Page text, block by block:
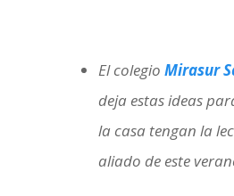
El colegio Mirasur
deja estas ideas
la casa tengan la
aliado de este